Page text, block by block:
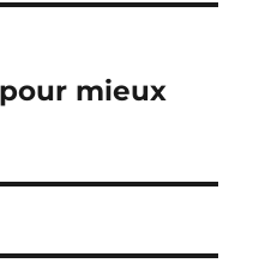
mieux